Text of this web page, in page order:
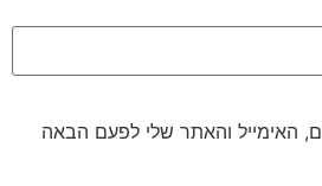
האימייל והאתר שלי לפעם הבאה